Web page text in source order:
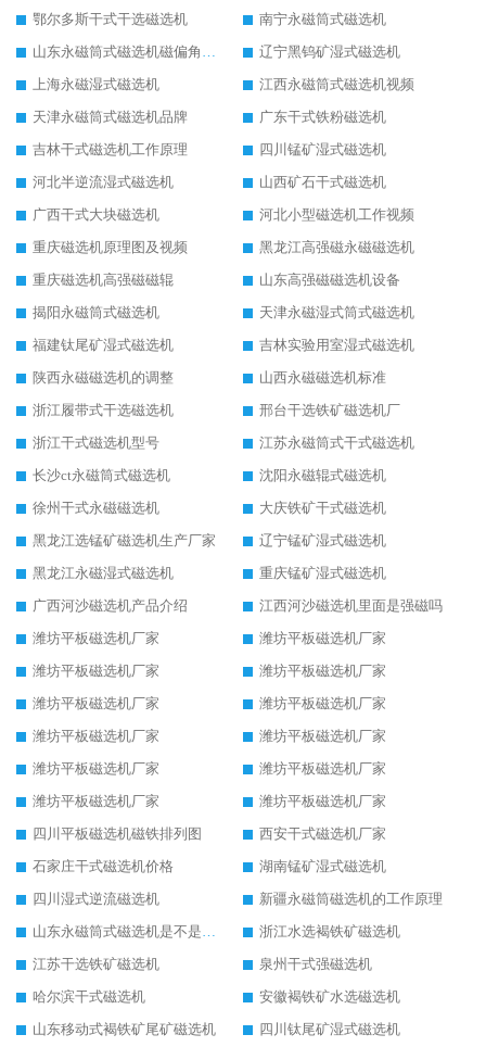
鄂尔多斯干式干选磁选机
南宁永磁筒式磁选机
山东永磁筒式磁选机磁偏角怎么调整
辽宁黑钨矿湿式磁选机
上海永磁湿式磁选机
江西永磁筒式磁选机视频
天津永磁筒式磁选机品牌
广东干式铁粉磁选机
吉林干式磁选机工作原理
四川锰矿湿式磁选机
河北半逆流湿式磁选机
山西矿石干式磁选机
广西干式大块磁选机
河北小型磁选机工作视频
重庆磁选机原理图及视频
黑龙江高强磁永磁磁选机
重庆磁选机高强磁磁辊
山东高强磁磁选机设备
揭阳永磁筒式磁选机
天津永磁湿式筒式磁选机
福建钛尾矿湿式磁选机
吉林实验用室湿式磁选机
陕西永磁磁选机的调整
山西永磁磁选机标准
浙江履带式干选磁选机
邢台干选铁矿磁选机厂
浙江干式磁选机型号
江苏永磁筒式干式磁选机
长沙ct永磁筒式磁选机
沈阳永磁辊式磁选机
徐州干式永磁磁选机
大庆铁矿干式磁选机
黑龙江选锰矿磁选机生产厂家
辽宁锰矿湿式磁选机
黑龙江永磁湿式磁选机
重庆锰矿湿式磁选机
广西河沙磁选机产品介绍
江西河沙磁选机里面是强磁吗
潍坊平板磁选机厂家
潍坊平板磁选机厂家
潍坊平板磁选机厂家
潍坊平板磁选机厂家
潍坊平板磁选机厂家
潍坊平板磁选机厂家
潍坊平板磁选机厂家
潍坊平板磁选机厂家
潍坊平板磁选机厂家
潍坊平板磁选机厂家
潍坊平板磁选机厂家
潍坊平板磁选机厂家
四川平板磁选机磁铁排列图
西安干式磁选机厂家
石家庄干式磁选机价格
湖南锰矿湿式磁选机
四川湿式逆流磁选机
新疆永磁筒磁选机的工作原理
山东永磁筒式磁选机是不是强磁
浙江水选褐铁矿磁选机
江苏干选铁矿磁选机
泉州干式强磁选机
哈尔滨干式磁选机
安徽褐铁矿水选磁选机
山东移动式褐铁矿尾矿磁选机
四川钛尾矿湿式磁选机